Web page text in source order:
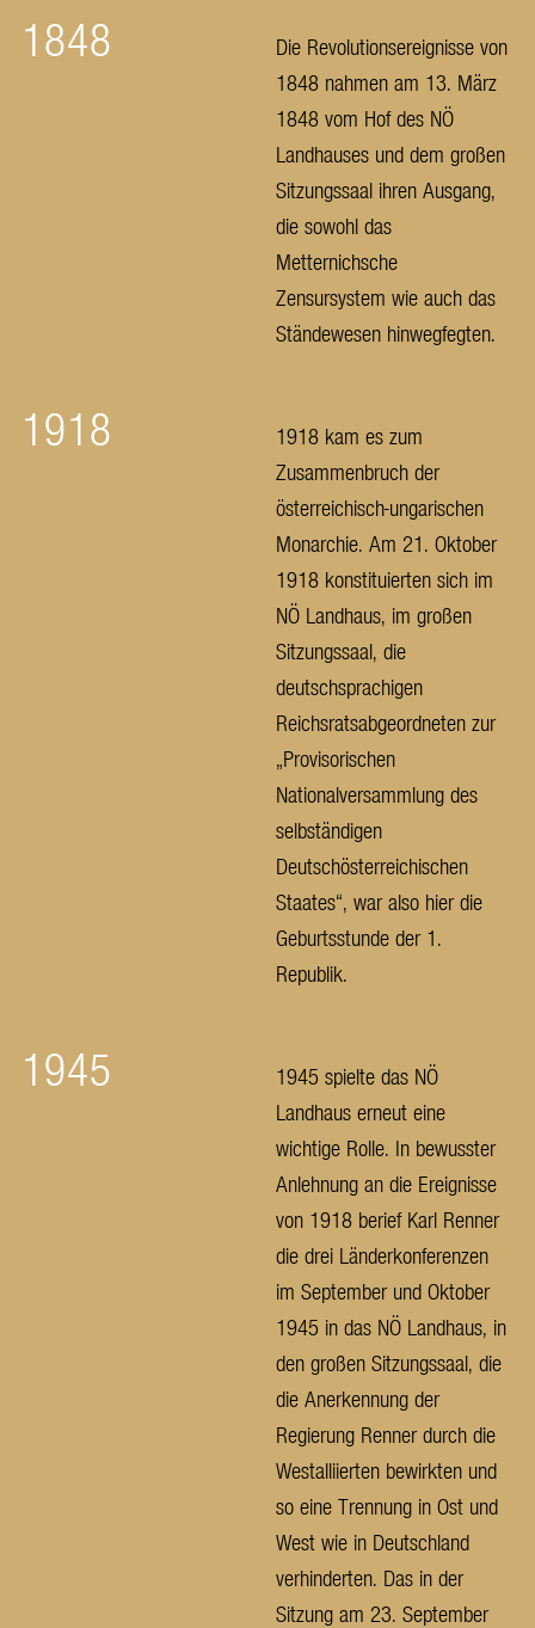
1848
Die Revolutionsereignisse von
1848 nahmen am 13. März
1848 vom Hof des NÖ
Landhauses und dem großen
Sitzungssaal ihren Ausgang,
die sowohl das
Metternichsche
Zensursystem wie auch das
Ständewesen hinwegfegten.
1918
1918 kam es zum
Zusammenbruch der
österreichisch-ungarischen
Monarchie. Am 21. Oktober
1918 konstituierten sich im
NÖ Landhaus, im großen
Sitzungssaal, die
deutschsprachigen
Reichsratsabgeordneten zur
„Provisorischen
Nationalversammlung des
selbständigen
Deutschösterreichischen
Staates“, war also hier die
Geburtsstunde der 1.
Republik.
1945
1945 spielte das NÖ
Landhaus erneut eine
wichtige Rolle. In bewusster
Anlehnung an die Ereignisse
von 1918 berief Karl Renner
die drei Länderkonferenzen
im September und Oktober
1945 in das NÖ Landhaus, in
den großen Sitzungssaal, die
die Anerkennung der
Regierung Renner durch die
Westalliierten bewirkten und
so eine Trennung in Ost und
West wie in Deutschland
verhinderten. Das in der
Sitzung am 23. September